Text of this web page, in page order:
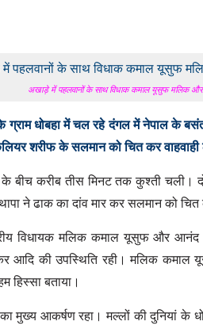
अखाड़े में पहलवानों के साथ विधाक कमाल यूसुफ मलिक
के ग्राम धोबहा में चल रहे दंगल में नेपाल के
शरीफ के सलमान को चित कर वाहवाही
बीच करीब तीस मिनट तक कुश्ती
ने ढाक का दांव मार कर सलमान को चित
विधायक मलिक कमाल यूसुफ और
आदि की उपस्थिति रही। मलिक कमाल
हिस्सा बताया।
मुख्य आकर्षण रहा। मल्लों की दुनियां के